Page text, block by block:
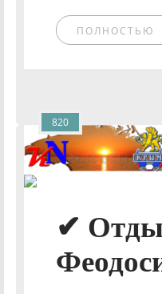
ПОЛНОСТЬЮ
✔
820